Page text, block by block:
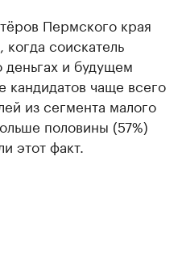
Пермского края
соискатель
деньгах и будущем
кандидатов чаще всего
из сегмента малого
половины (57%)
этот факт.